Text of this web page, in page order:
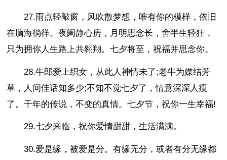
27.雨点轻敲窗，风吹散梦想，唯有你的模样，依旧
在脑海徜徉。夜阑静心房，月明思念长，舍半生轻狂，
只为拥你人生路上共翱翔。七夕将至，祝福并思念你。
28.牛郎爱上织女，从此人神情未了;老牛为媒结芳
草，人间佳话知多少;不知不觉七夕了，情意深深人瘦
了。千年的传说，不变的真情。七夕节，祝你一生幸福!
29.七夕来临，祝你爱情甜甜，生活满满。
30.爱是缘，被爱是分。有缘无分，或者有分无缘都